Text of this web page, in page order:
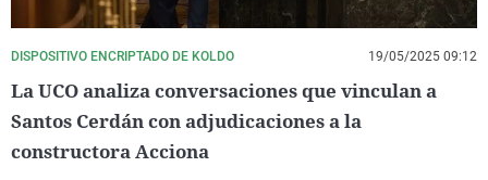
DISPOSITIVO ENCRIPTADO DE KOLDO 19/05/2025 09:12
La UCO analiza conversaciones que vinculan a
Santos Cerdán con adjudicaciones a la
constructora Acciona